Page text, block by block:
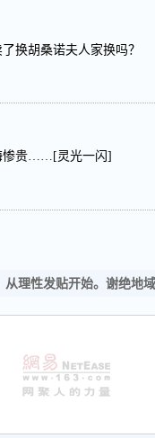
换胡桑诺夫人家换吗？
惨贵……[灵光一闪]
从理性发贴开始。谢绝地